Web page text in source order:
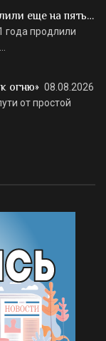
еще на пять…
года продлили
огню» 08.08.2026
от простой